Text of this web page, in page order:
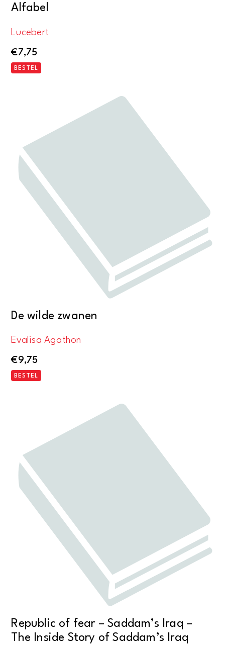
Alfabel
Lucebert
€7,75
BESTEL
De wilde zwanen
Evalisa Agathon
€9,75
BESTEL
Republic of fear – Saddam’s Iraq –
The Inside Story of Saddam’s Iraq